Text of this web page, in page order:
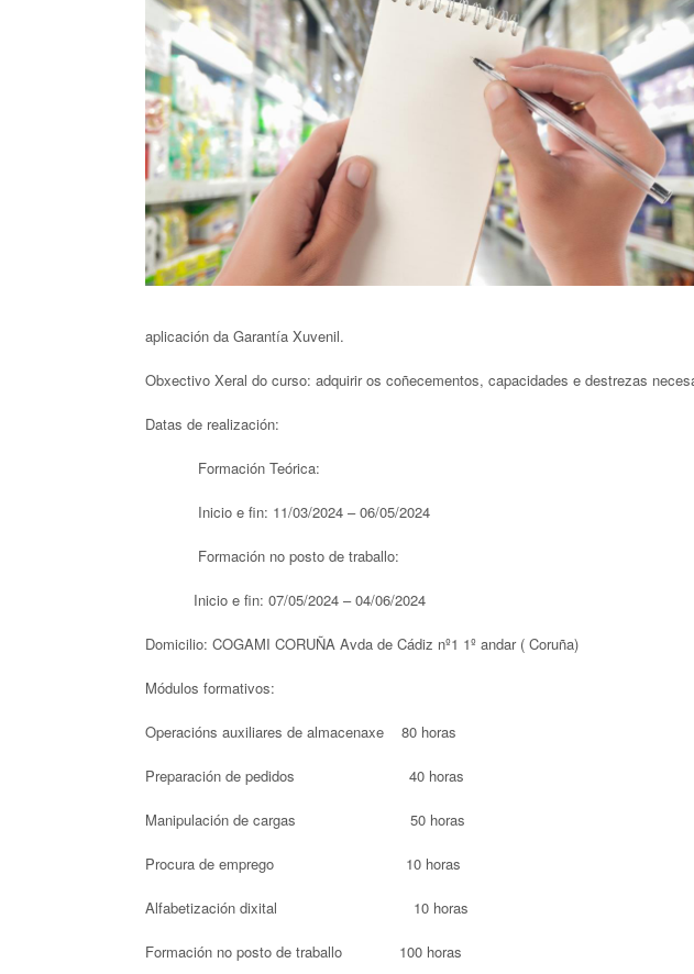
aplicación da Garantía Xuvenil.
Obxectivo Xeral do curso: adquirir os coñecementos, capacidades e destrezas
Datas de realización:
Formación Teórica:
Inicio e fin: 11/03/2024 – 06/05/2024
Formación no posto de traballo:
Inicio e fin: 07/05/2024 – 04/06/2024
Domicilio: COGAMI CORUÑA Avda de Cádiz nº1 1º andar ( Coruña)
Módulos formativos:
Operacións auxiliares de almacenaxe 80 horas
Preparación de pedidos 40 horas
Manipulación de cargas 50 horas
Procura de emprego 10 horas
Alfabetización dixital 10 horas
Formación no posto de traballo 100 horas